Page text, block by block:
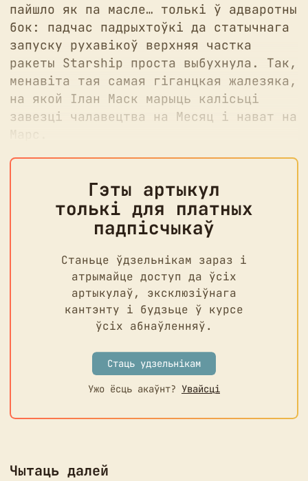
пайшло як па масле… толькі ў адваротны
бок: падчас падрыхтоўкі да статычнага
запуску рухавікоў верхняя частка
ракеты Starship проста выбухнула. Так,
менавіта тая самая гіганцкая жалезяка,
на якой Ілан Маск марыць калісьці
завезці чалавецтва на Месяц і нават на
Гэты артыкул
толькі для платных
падпісчыкаў
Станьце ўдзельнікам зараз і
атрымайце доступ да ўсіх
артыкулаў, эксклюзіўнага
кантэнту і будзьце ў курсе
ўсіх абнаўленняў.
Стаць удзельнікам
Ужо ёсць акаўнт? Увайсці
Чытаць далей